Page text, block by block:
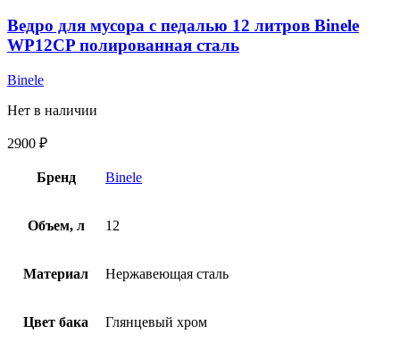
Ведро для мусора с педалью 12 литров Binele
WP12CP полированная сталь
Binele
Нет в наличии
2900 ₽
Бренд Binele
Объем, л 12
Материал Нержавеющая сталь
Цвет бака Глянцевый хром